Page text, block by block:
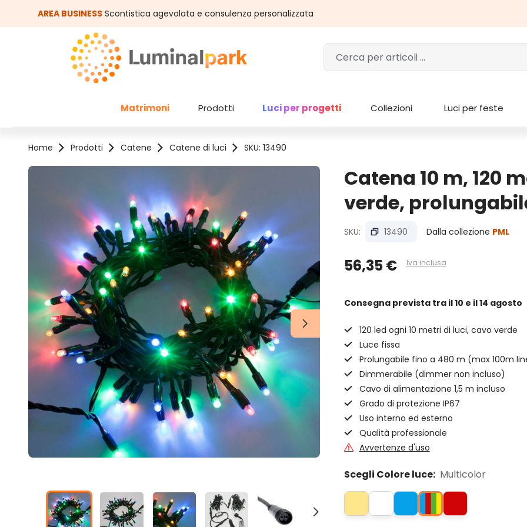
al contenuto principale
Salta alla ricerca
AREA BUSINESS Scontistica agevolata e consulenza personalizzata
Matrimoni Prodotti Luci per progetti Collezioni Luci per feste
Home Prodotti Catene Catene di luci SKU: 13490
Salta la galleria di immagini
Catena 10 m, 120
verde,
SKU: 13490 Dalla collezione PML
56,35 € Iva inclusa
Consegna prevista tra il 10 e il 14 agosto
120 led ogni 10 metri di luci, cavo verde
Luce fissa
Prolungabile fino a 480 m (max 100m
Dimmerabile (dimmer non incluso)
Cavo di alimentazione 1,5 m incluso
Grado di protezione IP67
Uso interno ed esterno
Qualità professionale
Avvertenze d'uso
Scegli Colore luce: Multicolor